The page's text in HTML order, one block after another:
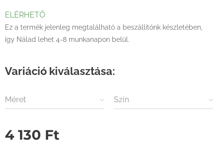
ELÉRHETŐ
Ez a termék jelenleg megtalálható a beszállítónk készletében,
így Nálad lehet 4-8 munkanapon belül.
Variáció kiválasztása:
Méret Szín
4 130 Ft